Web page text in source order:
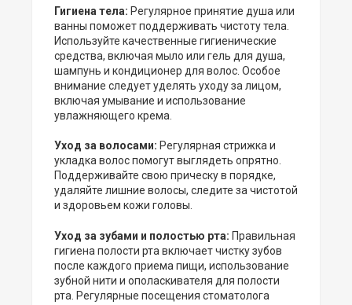
Гигиена тела: Регулярное принятие душа или
ванны поможет поддерживать чистоту тела.
Используйте качественные гигиенические
средства, включая мыло или гель для душа,
шампунь и кондиционер для волос. Особое
внимание следует уделять уходу за лицом,
включая умывание и использование
увлажняющего крема.
Уход за волосами: Регулярная стрижка и
укладка волос помогут выглядеть опрятно.
Поддерживайте свою прическу в порядке,
удаляйте лишние волосы, следите за чистотой
и здоровьем кожи головы.
Уход за зубами и полостью рта: Правильная
гигиена полости рта включает чистку зубов
после каждого приема пищи, использование
зубной нити и ополаскивателя для полости
рта. Регулярные посещения стоматолога